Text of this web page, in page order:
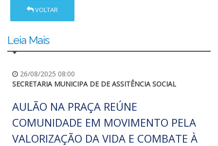
VOLTAR
Leia Mais
26/08/2025 08:00
SECRETARIA MUNICIPA DE DE ASSITÊNCIA SOCIAL
AULÃO NA PRAÇA REÚNE
COMUNIDADE EM MOVIMENTO PELA
VALORIZAÇÃO DA VIDA E COMBATE À